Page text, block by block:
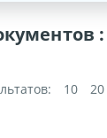
:
10 20